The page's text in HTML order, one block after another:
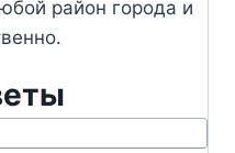
район города и